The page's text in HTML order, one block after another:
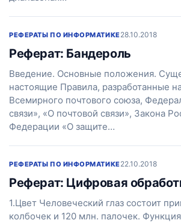
РЕФЕРАТЫ ПО ИНФОРМАТИКЕ28.10.2018
Реферат: Бандероль
Введение. Основные положения.
настоящие Правила, разработанные
Всемирного почтового союза,
связи», «О почтовой связи», Закона
Федерации «О защите…
РЕФЕРАТЫ ПО ИНФОРМАТИКЕ22.10.2018
Реферат: Цифровая
1.Цвет Человеческий глаз состоит
колбочек и 120 млн. палочек.